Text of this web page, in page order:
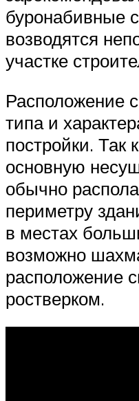
буронабивные
возводятся
участке
Расположение
типа и
постройки. Так
основную
обычно
периметру
в местах
возможно
расположение
ростверком.